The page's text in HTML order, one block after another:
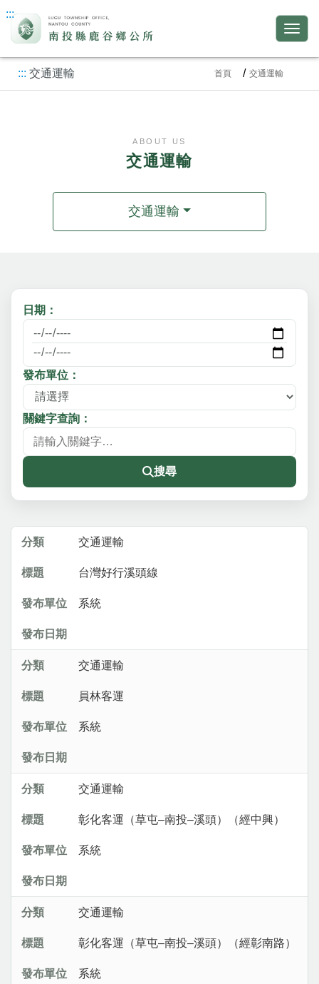
:::
::: 交通運輸 首頁 交通運輸
ABOUT US
交通運輸
交通運輸
日期：
發布單位：
關鍵字查詢：
搜尋
最新消息列表，包含分類、標題、發布單位與發布日期
交通運輸
台灣好行溪頭線
系統
交通運輸
員林客運
系統
交通運輸
彰化客運（草屯–南投–溪頭）（經中興）
系統
交通運輸
彰化客運（草屯–南投–溪頭）（經彰南路）
系統